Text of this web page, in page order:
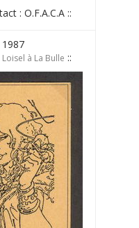
: O.F.A.C.A ::
à La Bulle ::